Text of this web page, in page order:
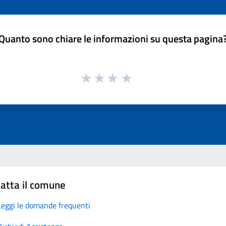
sono chiare le informazioni su questa
il comune
le domande frequenti